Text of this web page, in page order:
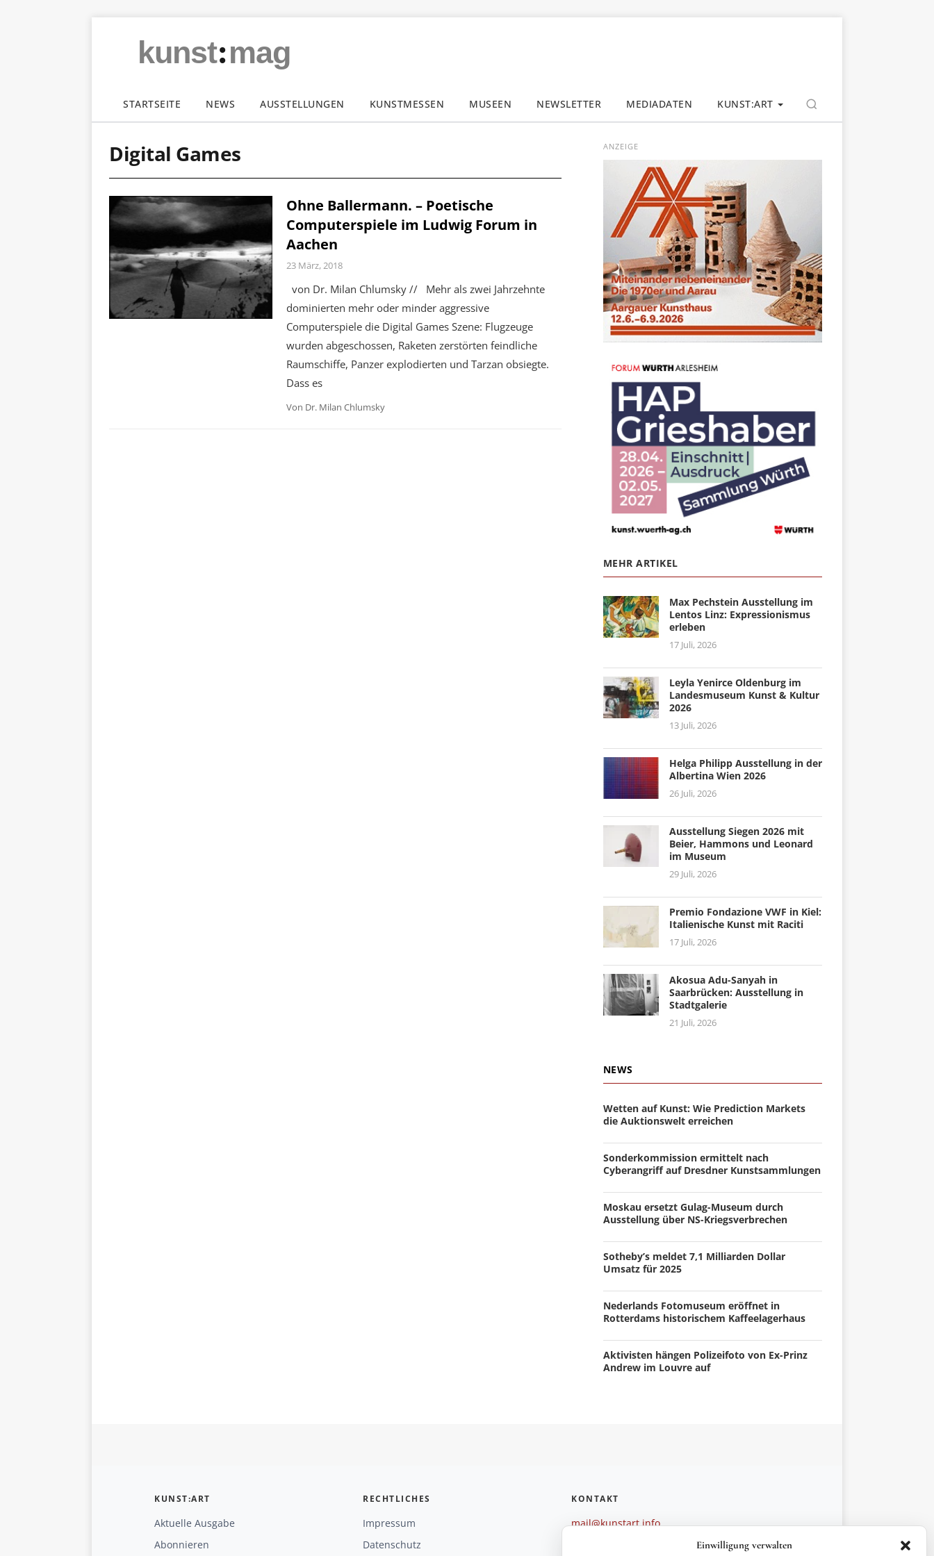
Einwilligung verwalten
kunst:mag
STARTSEITE NEWS AUSSTELLUNGEN KUNSTMESSEN MUSEEN NEWSLETTER MEDIADATEN KUNST:ART
Digital Games
Ohne Ballermann. – Poetische
Computerspiele im Ludwig Forum in
Aachen
23 März, 2018
von Dr. Milan Chlumsky // Mehr als zwei Jahrzehnte
dominierten mehr oder minder aggressive
Computerspiele die Digital Games Szene: Flugzeuge
wurden abgeschossen, Raketen zerstörten feindliche
Raumschiffe, Panzer explodierten und Tarzan obsiegte.
Dass es
Von Dr. Milan Chlumsky
ANZEIGE
MEHR ARTIKEL
Max Pechstein Ausstellung im
Lentos Linz: Expressionismus
erleben
17 Juli, 2026
Leyla Yenirce Oldenburg im
Landesmuseum Kunst & Kultur
2026
13 Juli, 2026
Helga Philipp Ausstellung in der
Albertina Wien 2026
26 Juli, 2026
Ausstellung Siegen 2026 mit
Beier, Hammons und Leonard
im Museum
29 Juli, 2026
Premio Fondazione VWF in Kiel:
Italienische Kunst mit Raciti
17 Juli, 2026
Akosua Adu-Sanyah in
Saarbrücken: Ausstellung in
Stadtgalerie
21 Juli, 2026
NEWS
Wetten auf Kunst: Wie Prediction Markets
die Auktionswelt erreichen
Sonderkommission ermittelt nach
Cyberangriff auf Dresdner Kunstsammlungen
Moskau ersetzt Gulag-Museum durch
Ausstellung über NS-Kriegsverbrechen
Sotheby’s meldet 7,1 Milliarden Dollar
Umsatz für 2025
Nederlands Fotomuseum eröffnet in
Rotterdams historischem Kaffeelagerhaus
Aktivisten hängen Polizeifoto von Ex-Prinz
Andrew im Louvre auf
KUNST:ART
Aktuelle Ausgabe
Abonnieren
RECHTLICHES
Impressum
Datenschutz
KONTAKT
mail@kunstart.info